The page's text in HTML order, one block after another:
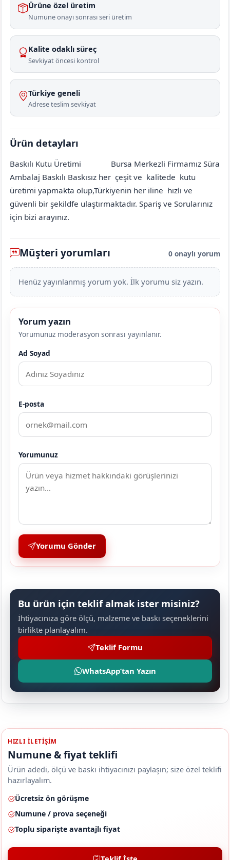
Ürüne özel üretim
Numune onayı sonrası seri üretim
Kalite odaklı süreç
Sevkiyat öncesi kontrol
Türkiye geneli
Adrese teslim sevkiyat
Ürün detayları
Baskılı Kutu Üretimi
Bursa Merkezli Firmamız Süra
Ambalaj Baskılı Baskısız her çeşit ve kalitede kutu
üretimi yapmakta olup,Türkiyenin her iline hızlı ve
güvenli bir şekildfe ulaştırmaktadır. Spariş ve Sorularınız
için bizi arayınız.
Müşteri yorumları 0 onaylı yorum
Henüz yayınlanmış yorum yok. İlk yorumu siz yazın.
Yorum yazın
Yorumunuz moderasyon sonrası yayınlanır.
Ad Soyad
E-posta
Yorumunuz
Yorumu Gönder
Bu ürün için teklif almak ister misiniz?
İhtiyacınıza göre ölçü, malzeme ve baskı seçeneklerini
birlikte planlayalım.
Teklif Formu
WhatsApp’tan Yazın
HIZLI ILETIŞIM
Numune & fiyat teklifi
Ürün adedi, ölçü ve baskı ihtiyacınızı paylaşın; size özel teklifi
hazırlayalım.
Ücretsiz ön görüşme
Numune / prova seçeneği
Toplu siparişte avantajlı fiyat